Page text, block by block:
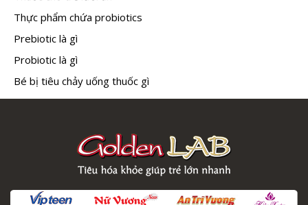
Thực phẩm chứa probiotics
Prebiotic là gì
Probiotic là gì
Bé bị tiêu chảy uống thuốc gì